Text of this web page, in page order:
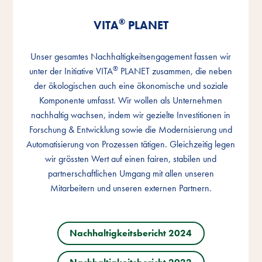
VITA®PLANET
Unser gesamtes Nachhaltigkeitsengagement fassen wir
unter der Initiative VITA® PLANET zusammen, die neben
der ökologischen auch eine ökonomische und soziale
Komponente umfasst. Wir wollen als Unternehmen
nachhaltig wachsen, indem wir gezielte Investitionen in
Forschung & Entwicklung sowie die Modernisierung und
Automatisierung von Prozessen tätigen. Gleichzeitig legen
wir grössten Wert auf einen fairen, stabilen und
partnerschaftlichen Umgang mit allen unseren
Mitarbeitern und unseren externen Partnern.
Nachhaltigkeitsbericht 2024
VITA®PLANET
Unser gesamtes Nachhaltigkeitsengagement fassen wir
unter der Initiative VITA® PLANET zusammen, die neben
der ökologischen auch eine ökonomische und soziale
Komponente umfasst. Wir wollen als Unternehmen
nachhaltig wachsen, indem wir gezielte Investitionen in
Forschung & Entwicklung sowie die Modernisierung und
Automatisierung von Prozessen tätigen. Gleichzeitig legen
wir grössten Wert auf einen fairen, stabilen und
partnerschaftlichen Umgang mit allen unseren
Mitarbeitern und unseren externen Partnern.
Nachhaltigkeitsbericht 2024
VITA®PLANET
Unser gesamtes Nachhaltigkeitsengagement fassen wir
unter der Initiative VITA® PLANET zusammen, die neben
der ökologischen auch eine ökonomische und soziale
Komponente umfasst. Wir wollen als Unternehmen
nachhaltig wachsen, indem wir gezielte Investitionen in
Forschung & Entwicklung sowie die Modernisierung und
Automatisierung von Prozessen tätigen. Gleichzeitig legen
wir grössten Wert auf einen fairen, stabilen und
partnerschaftlichen Umgang mit allen unseren
Mitarbeitern und unseren externen Partnern.
Nachhaltigkeitsbericht 2024